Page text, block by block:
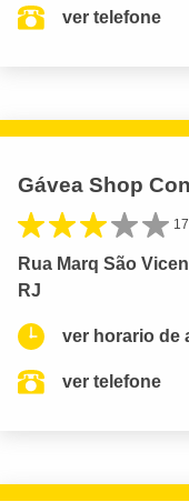
ver telefone
Gávea Shop
Rua Marq São
RJ
ver horario de
ver telefone